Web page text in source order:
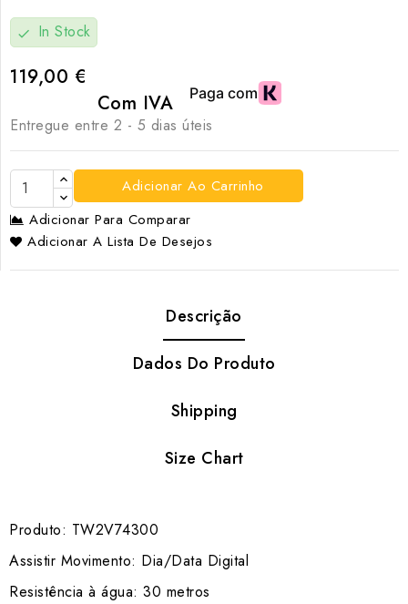
check In Stock
119,00 €
Com IVA
Entregue entre 2 - 5 dias úteis
Adicionar Ao Carrinho
Adicionar Para Comparar
Adicionar A Lista De Desejos
Descrição
Dados Do Produto
Shipping
Size Chart
Produto: TW2V74300
Assistir Movimento: Dia/Data Digital
Resistência à água: 30 metros